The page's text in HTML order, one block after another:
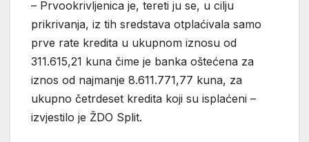
– Prvookrivljenica je, tereti ju se, u cilju
prikrivanja, iz tih sredstava otplaćivala samo
prve rate kredita u ukupnom iznosu od
311.615,21 kuna čime je banka oštećena za
iznos od najmanje 8.611.771,77 kuna, za
ukupno četrdeset kredita koji su isplaćeni –
izvjestilo je ŽDO Split.